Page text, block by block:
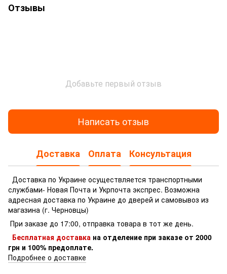
Отзывы
Добавьте первый отзыв
Написать отзыв
Доставка Оплата Консультация
Доставка по Украине осуществляется транспортными
службами- Новая Почта и Укрпочта экспрес. Возможна
адресная доставка по Украине до дверей и самовывоз из
магазина (г. Черновцы)
При заказе до 17:00, отправка товара в тот же день.
Бесплатная доставка на отделение при заказе от 2000
грн и 100% предоплате.
Подробнее о доставке